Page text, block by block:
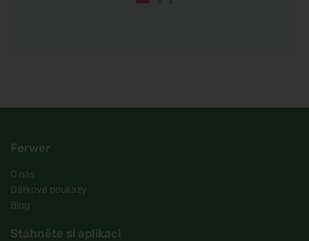
Ferwer
O nás
Dárkové poukazy
Blog
Stáhněte si aplikaci